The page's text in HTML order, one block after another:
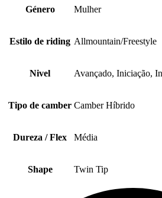
Género Mulher
Estilo de riding Allmountain/Freestyle
Nivel Avançado, Iniciação,
Tipo de camber Camber Híbrido
Dureza / Flex Média
Shape Twin Tip